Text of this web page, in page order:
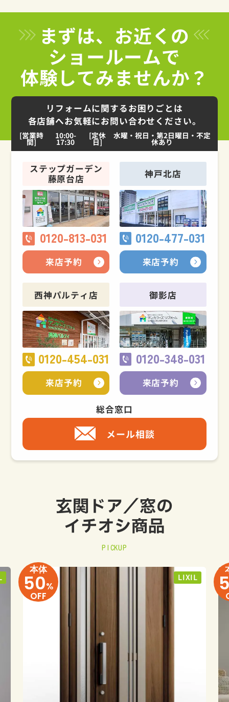
まずは、お近くの
ショールームで
体験してみませんか？
リフォームに関するお困りごとは
各店舗へお気軽にお問い合わせください。
[営業時
間]
10:00-
17:30
[定休
日]
水曜・祝日・第2日曜日・不定
休あり
ステップガーデン
藤原台店
0120-813-031
来店予約
神戸北店
0120-477-031
来店予約
西神パルティ店
0120-454-031
来店予約
御影店
0120-348-031
来店予約
総合窓口
メール相談
玄関ドア／窓の
イチオシ商品
PICKUP
本体
50%
OFF
LIXIL